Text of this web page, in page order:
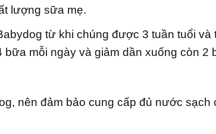
lượng sữa mẹ.
từ khi chúng được 3 tuần tuổi
mỗi ngày và giảm dần xuống còn 2
nên đảm bảo cung cấp đủ nước